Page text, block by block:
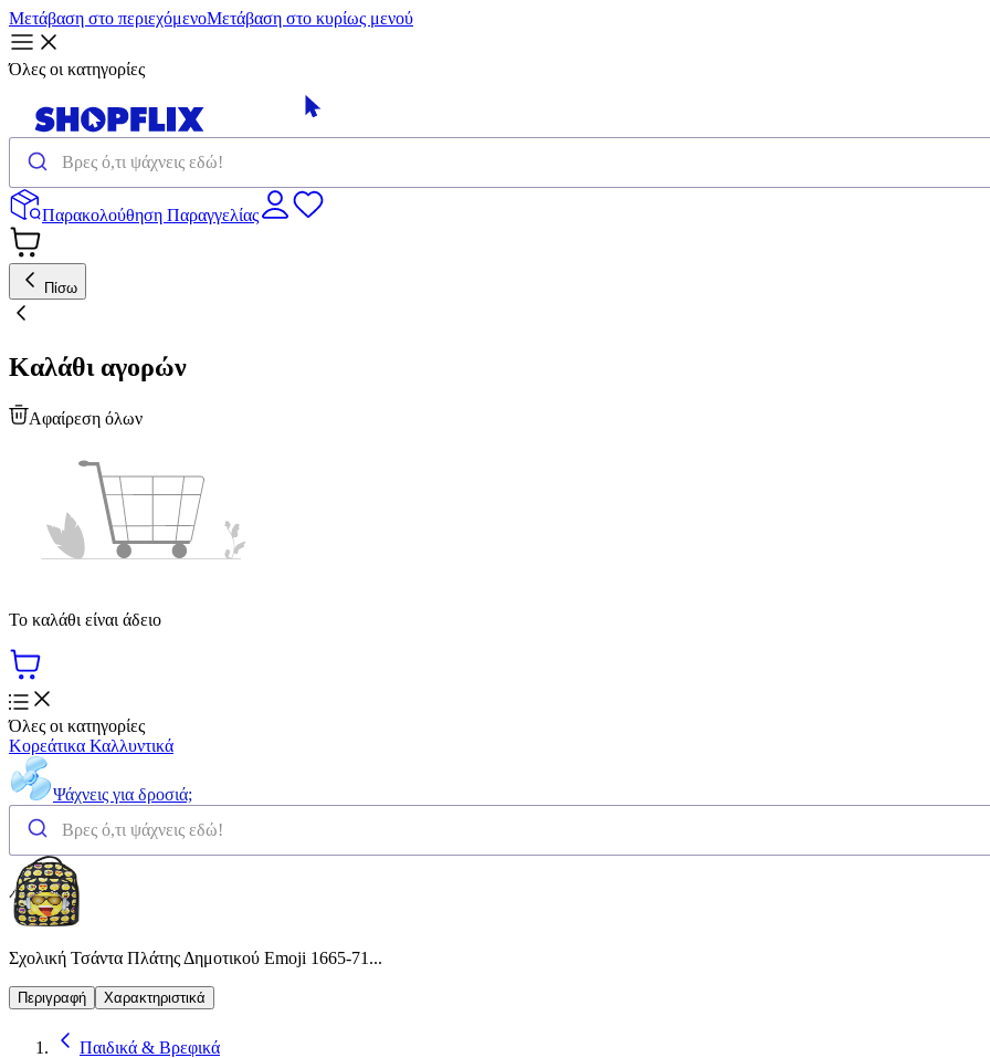
Μετάβαση στο περιεχόμενοΜετάβαση στο κυρίως μενού
Όλες οι κατηγορίες
Παρακολούθηση Παραγγελίας
Πίσω
Καλάθι αγορών
Αφαίρεση όλων
Το καλάθι είναι άδειο
Όλες οι κατηγορίες
Κορεάτικα Καλλυντικά
Ψάχνεις για δροσιά;
Σχολική Τσάντα Πλάτης Δημοτικού Emoji 1665-71...
Περιγραφή Χαρακτηριστικά
Παιδικά & Βρεφικά